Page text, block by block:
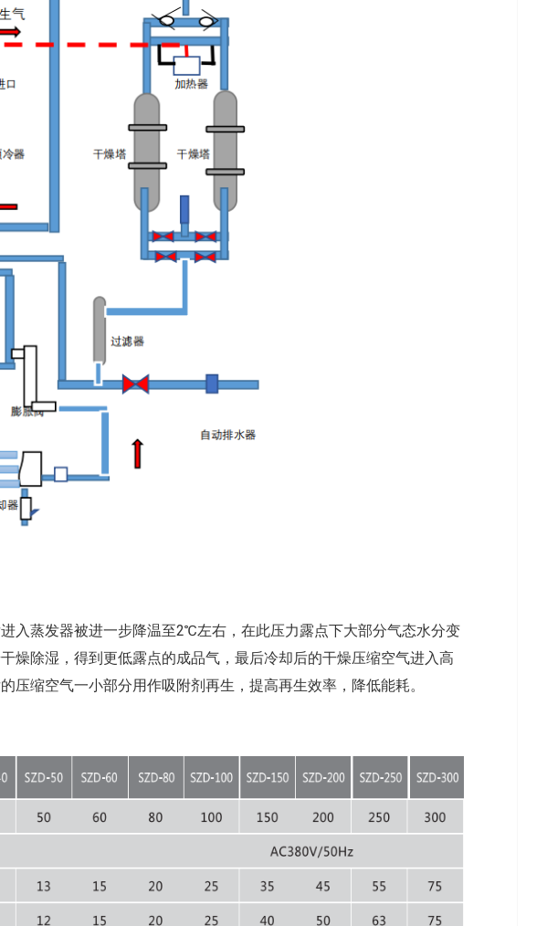
入蒸发器被进一步降温至2℃左右，在此压力露点下大部分气态水分变
燥除湿，得到更低露点的成品气，最后冷却后的干燥压缩空气进入高
缩空气一小部分用作吸附剂再生，提高再生效率，降低能耗。